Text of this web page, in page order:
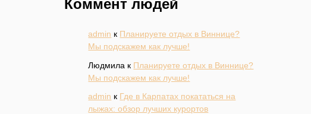
Коммент людей
admin к Планируете отдых в Виннице?
Мы подскажем как лучше!
Людмила к Планируете отдых в Виннице?
Мы подскажем как лучше!
admin к Где в Карпатах покататься на
лыжах: обзор лучших курортов